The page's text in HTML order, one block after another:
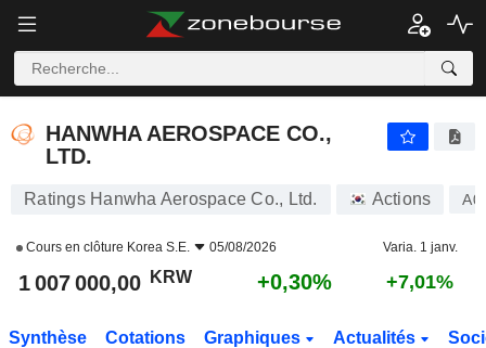
HANWHA AEROSPACE CO.,
LTD.
Ratings Hanwha Aerospace Co., Ltd. Actions
Cours en clôture Korea S.E. 05/08/2026 Varia. 1 janv.
1 007 000,00 KRW +0,30% +7,01%
Synthèse Cotations Graphiques Actualités